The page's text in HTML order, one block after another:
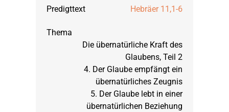
Hebräer 11,1-6
Die übernatürliche Kraft des
Glaubens, Teil 2
4. Der Glaube empfängt ein
übernatürliches Zeugnis
5. Der Glaube lebt in einer
übernatürlichen Beziehung